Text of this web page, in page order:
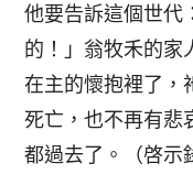
他要告訴這個世代
的！」翁牧禾的家
在主的懷抱裡了，
死亡，也不再有悲
都過去了。（啓示